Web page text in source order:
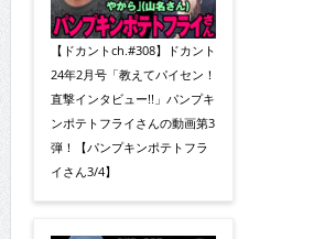
【ドカントch.#308】ドカント
24年2月号「教えてパイセン！
直撃インタビュー!!」パンプキ
ンポテトフライさんの動画第3
弾！【パンプキンポテトフラ
イさん3/4】